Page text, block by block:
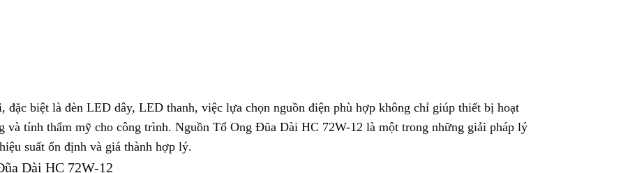
đặc biệt là đèn LED dây, LED thanh, việc lựa chọn nguồn điện phù hợp không chỉ giúp thiết bị hoạt
và tính thẩm mỹ cho công trình. Nguồn Tổ Ong Đũa Dài HC 72W-12 là một trong những giải pháp lý
suất ổn định và giá thành hợp lý.
Dài HC 72W-12